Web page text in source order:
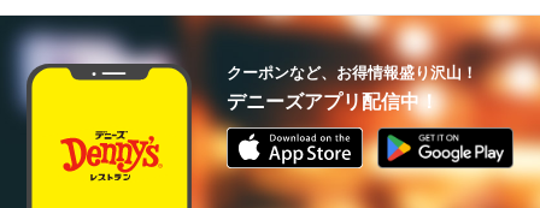
クーポンなど、お得情報盛り沢山！
デニーズアプリ配信中！